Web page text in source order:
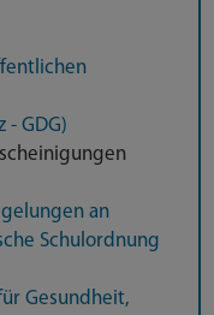
- GDG)
an
Schulordnung
Gesundheit,